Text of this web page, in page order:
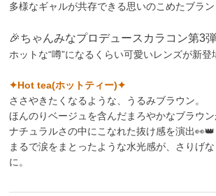
多様なギャルが共存できる思いのこめたブラン
🎉ちゃんみなプロデュースカラコン第3
ホットな“噂”になるくらい可愛いレンズが新登
✦Hot tea(ホットティー)✦
ささやきたくなるような、うるみブラウン。
ほんのりベージュを含んだまろやかなブラウン
ナチュラルさの中にこなれた抜け感を演出👀👑
まるで涙をまとったような水光感が、さりげ
に。